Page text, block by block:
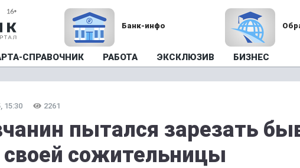
Банк-инфо
СПРАВОЧНИК РАБОТА ЭКСКЛЮЗИВ БИЗНЕС
15:30 2261
пытался зарезать
сожительницы